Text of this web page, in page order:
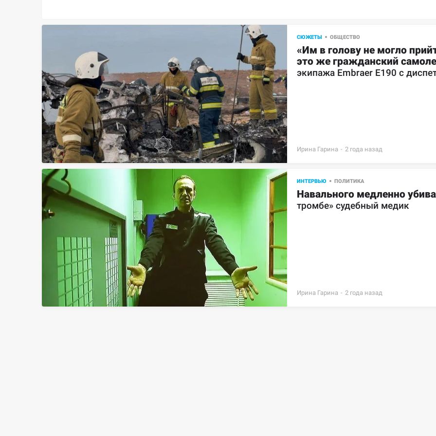
СЮЖЕТЫ ОБЩЕСТВО
«Им в голову не могло
это же гражданский
экипажа Embraer E190 с
Ирина Гарина -
ИНТЕРВЬЮ ПОЛИТИКА
Навального медленно
тромбе» судебный медик
Ирина Гарина -